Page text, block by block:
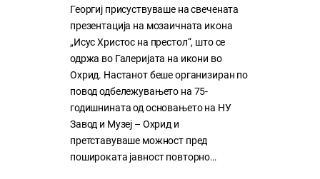
Георгиј присуствуваше на свечената
презентација на мозаичната икона
„Исус Христос на престол“, што се
одржа во Галеријата на икони во
Охрид. Настанот беше организиран по
повод одбележувањето на 75-
годишнината од основањето на НУ
Завод и Музеј – Охрид и
претставуваше можност пред
пошироката јавност повторно…